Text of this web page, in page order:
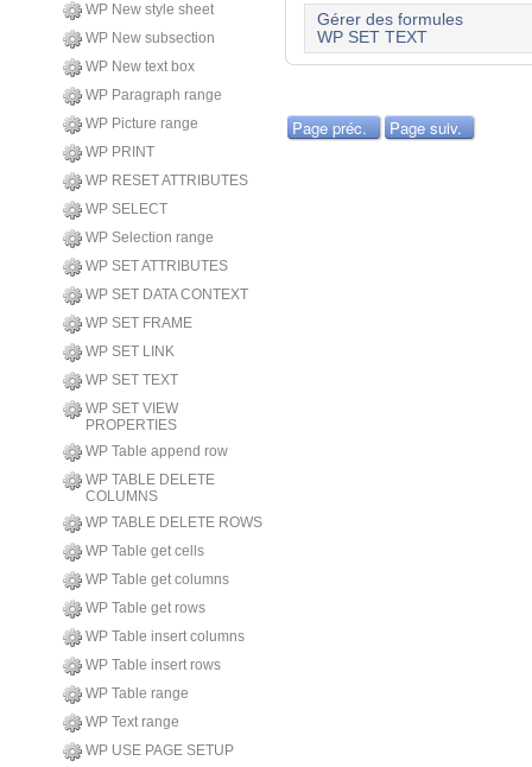
WP New style sheet
WP New subsection
WP New text box
WP Paragraph range
WP Picture range
WP PRINT
WP RESET ATTRIBUTES
WP SELECT
WP Selection range
WP SET ATTRIBUTES
WP SET DATA CONTEXT
WP SET FRAME
WP SET LINK
WP SET TEXT
WP SET VIEW
PROPERTIES
WP Table append row
WP TABLE DELETE
COLUMNS
WP TABLE DELETE ROWS
WP Table get cells
WP Table get columns
WP Table get rows
WP Table insert columns
WP Table insert rows
WP Table range
WP Text range
WP USE PAGE SETUP
Gérer des formules
WP SET TEXT
Page préc. Page suiv.